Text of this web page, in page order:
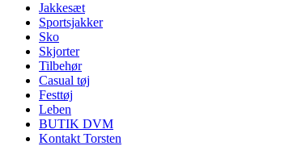
Jakkesæt
Sportsjakker
Sko
Skjorter
Tilbehør
Casual tøj
Festtøj
Leben
BUTIK DVM
Kontakt Torsten